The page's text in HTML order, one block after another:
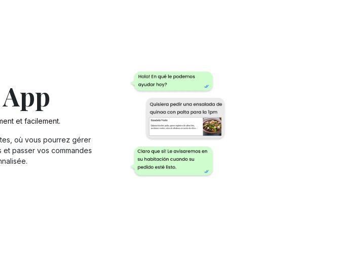
et facilement.
où vous pourrez gérer
passer vos commandes